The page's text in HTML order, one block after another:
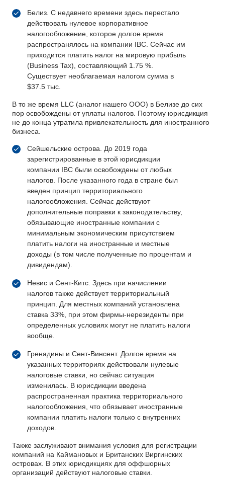
Белиз. С недавнего времени здесь перестало
действовать нулевое корпоративное
налогообложение, которое долгое время
распространялось на компании IBC. Сейчас им
приходится платить налог на мировую прибыль
(Business Tax), составляющий 1.75 %.
Существует необлагаемая налогом сумма в
$37.5 тыс.
В то же время LLC (аналог нашего ООО) в Белизе до сих
пор освобождены от уплаты налогов. Поэтому юрисдикция
не до конца утратила привлекательность для иностранного
бизнеса.
Сейшельские острова. До 2019 года
зарегистрированные в этой юрисдикции
компании IBC были освобождены от любых
налогов. После указанного года в стране был
введен принцип территориального
налогообложения. Сейчас действуют
дополнительные поправки к законодательству,
обязывающие иностранные компании с
минимальным экономическим присутствием
платить налоги на иностранные и местные
доходы (в том числе полученные по процентам и
дивидендам).
Невис и Сент-Китс. Здесь при начислении
налогов также действует территориальный
принцип. Для местных компаний установлена
ставка 33%, при этом фирмы-нерезиденты при
определенных условиях могут не платить налоги
вообще.
Гренадины и Сент-Винсент. Долгое время на
указанных территориях действовали нулевые
налоговые ставки, но сейчас ситуация
изменилась. В юрисдикции введена
распространенная практика территориального
налогообложения, что обязывает иностранные
компании платить налоги только с внутренних
доходов.
Также заслуживают внимания условия для регистрации
компаний на Каймановых и Британских Виргинских
островах. В этих юрисдикциях для оффшорных
организаций действуют налоговые ставки.